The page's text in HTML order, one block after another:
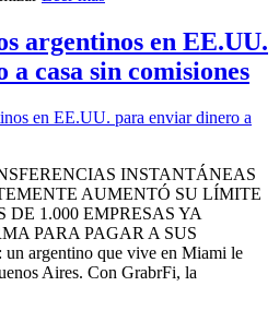
argentinos en EE.UU.
casa sin comisiones
INSTANTÁNEAS
AUMENTÓ SU LÍMITE
1.000 EMPRESAS YA
PARA PAGAR A SUS
argentino que vive en Miami le
Aires. Con GrabrFi, la